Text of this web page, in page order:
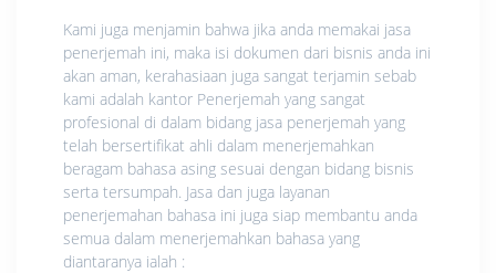
Kami juga menjamin bahwa jika anda memakai jasa
penerjemah ini, maka isi dokumen dari bisnis anda ini
akan aman, kerahasiaan juga sangat terjamin sebab
kami adalah kantor Penerjemah yang sangat
profesional di dalam bidang jasa penerjemah yang
telah bersertifikat ahli dalam menerjemahkan
beragam bahasa asing sesuai dengan bidang bisnis
serta tersumpah. Jasa dan juga layanan
penerjemahan bahasa ini juga siap membantu anda
semua dalam menerjemahkan bahasa yang
diantaranya ialah :